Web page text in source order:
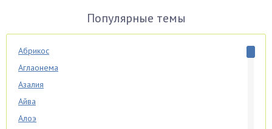
Популярные темы
Абрикос
Аглаонема
Азалия
Айва
Алоэ